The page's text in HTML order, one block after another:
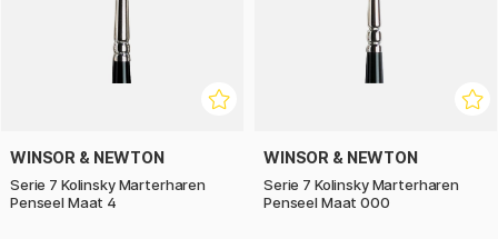
WINSOR & NEWTON
Serie 7 Kolinsky Marterharen
Penseel Maat 4
WINSOR & NEWTON
Serie 7 Kolinsky Marterharen
Penseel Maat 000